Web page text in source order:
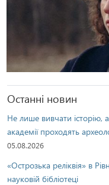
Останні новин
Не лише вивчати історію,
академії проходять
05.08.2026
«Острозька реліквія» в
науковій бібліотеці